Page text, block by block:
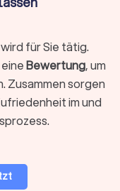
im
ein anspruchsvolles
Finanzberater die
einen Blick, wer als
in Frage kommt,
beschreiben und
Finanzberater in
für Sie tätig.
Bewertung, um
Zusammen sorgen
im und